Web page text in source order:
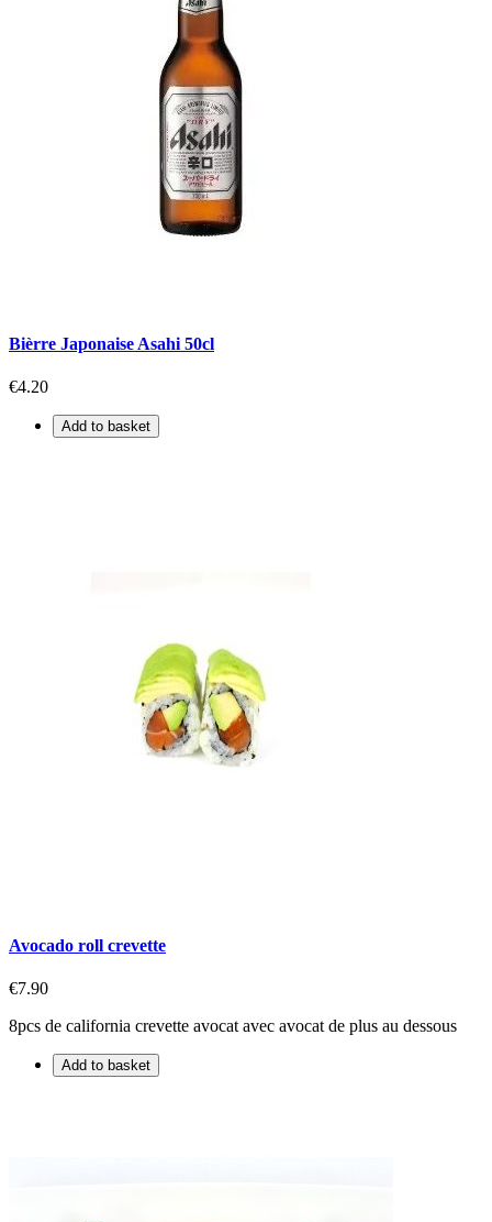
Bièrre Japonaise Asahi 50cl
€4.20
Add to basket
Avocado roll crevette
€7.90
8pcs de california crevette avocat avec avocat de plus au dessous
Add to basket